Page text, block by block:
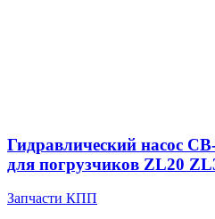
Гидравлический насос
для погрузчиков ZL20
Запчасти КПП